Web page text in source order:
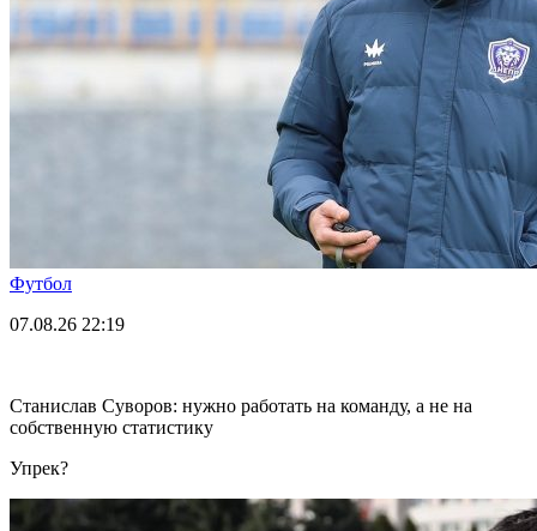
Футбол
07.08.26 22:19
Станислав Суворов: нужно работать на команду, а не на
собственную статистику
Упрек?